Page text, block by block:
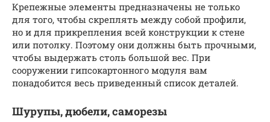
Крепежные элементы предназначены не только
для того, чтобы скреплять между собой профили,
но и для прикрепления всей конструкции к стене
или потолку. Поэтому они должны быть прочными,
чтобы выдержать столь большой вес. При
сооружении гипсокартонного модуля вам
понадобится весь приведенный список деталей.
Шурупы, дюбели, саморезы